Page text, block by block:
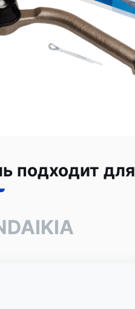
подходит для
KIA